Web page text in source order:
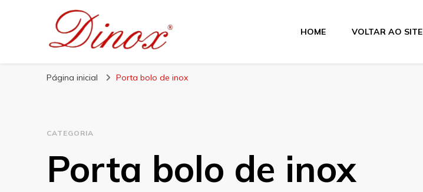
Blog Dinox
HOME VOLTAR AO SITE
Página inicial Porta bolo de inox
CATEGORIA
Porta bolo de inox